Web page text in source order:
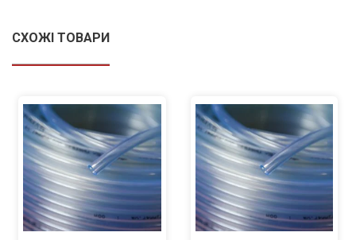
СХОЖІ ТОВАРИ